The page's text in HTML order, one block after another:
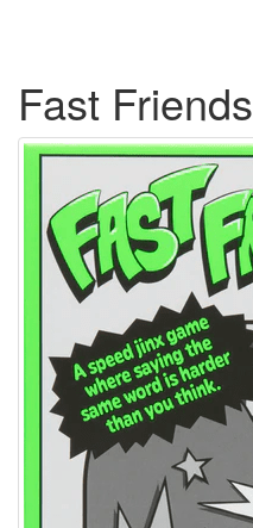
Fast Friends